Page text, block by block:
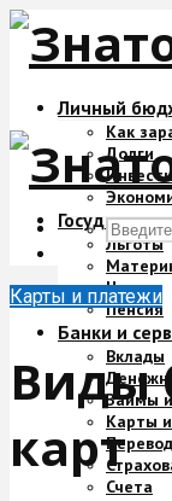
Личный
Как
Долги
Льготы
Налоги
Пенсия
Банки и
Вклады
Займы
Карты
Счета
Карты и платежи
Виды
карт